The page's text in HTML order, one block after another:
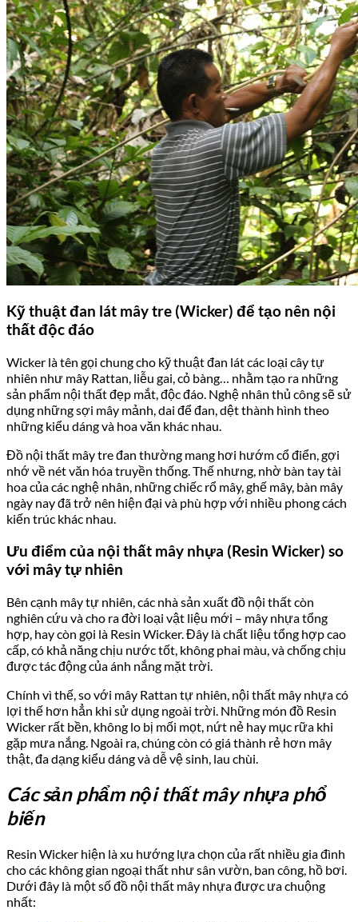
Kỹ thuật đan lát mây tre (Wicker) để tạo nên nội
thất độc đáo
Wicker là tên gọi chung cho kỹ thuật đan lát các loại cây tự
nhiên như mây Rattan, liễu gai, cỏ bàng… nhằm tạo ra những
sản phẩm nội thất đẹp mắt, độc đáo. Nghệ nhân thủ công sẽ sử
dụng những sợi mây mảnh, dai để đan, dệt thành hình theo
những kiểu dáng và hoa văn khác nhau.
Đồ nội thất mây tre đan thường mang hơi hướm cổ điển, gợi
nhớ về nét văn hóa truyền thống. Thế nhưng, nhờ bàn tay tài
hoa của các nghệ nhân, những chiếc rổ mây, ghế mây, bàn mây
ngày nay đã trở nên hiện đại và phù hợp với nhiều phong cách
kiến trúc khác nhau.
Ưu điểm của nội thất mây nhựa (Resin Wicker) so
với mây tự nhiên
Bên cạnh mây tự nhiên, các nhà sản xuất đồ nội thất còn
nghiên cứu và cho ra đời loại vật liệu mới – mây nhựa tổng
hợp, hay còn gọi là Resin Wicker. Đây là chất liệu tổng hợp cao
cấp, có khả năng chịu nước tốt, không phai màu, và chống chịu
được tác động của ánh nắng mặt trời.
Chính vì thế, so với mây Rattan tự nhiên, nội thất mây nhựa có
lợi thế hơn hẳn khi sử dụng ngoài trời. Những món đồ Resin
Wicker rất bền, không lo bị mối mọt, nứt nẻ hay mục rữa khi
gặp mưa nắng. Ngoài ra, chúng còn có giá thành rẻ hơn mây
thật, đa dạng kiểu dáng và dễ vệ sinh, lau chùi.
Các sản phẩm nội thất mây nhựa phổ
biến
Resin Wicker hiện là xu hướng lựa chọn của rất nhiều gia đình
cho các không gian ngoại thất như sân vườn, ban công, hồ bơi.
Dưới đây là một số đồ nội thất mây nhựa được ưa chuộng
nhất: